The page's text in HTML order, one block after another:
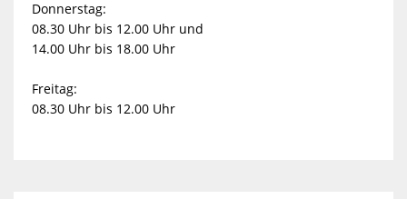
Donnerstag:
08.30 Uhr bis 12.00 Uhr und
14.00 Uhr bis 18.00 Uhr
Freitag:
08.30 Uhr bis 12.00 Uhr